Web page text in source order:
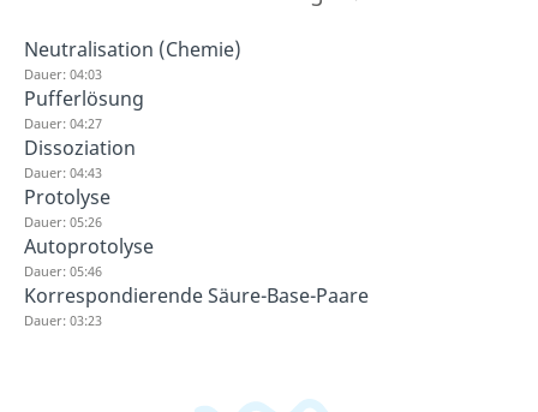
Neutralisation (Chemie)
Dauer: 04:03
Pufferlösung
Dauer: 04:27
Dissoziation
Dauer: 04:43
Protolyse
Dauer: 05:26
Autoprotolyse
Dauer: 05:46
Korrespondierende Säure-Base-Paare
Dauer: 03:23